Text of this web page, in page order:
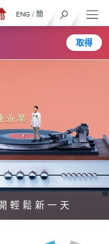
取得
ENG / 簡
輕鬆新一天